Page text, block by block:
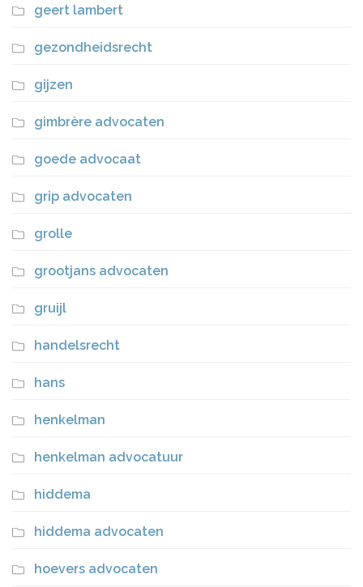
geert lambert
gezondheidsrecht
gijzen
gimbrère advocaten
goede advocaat
grip advocaten
grolle
grootjans advocaten
gruijl
handelsrecht
hans
henkelman
henkelman advocatuur
hiddema
hiddema advocaten
hoevers advocaten